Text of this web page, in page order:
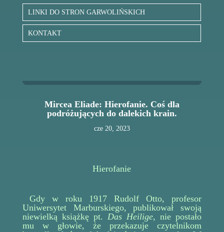
LINKI DO STRON GARWOLIŃSKICH
KONTAKT
Mircea Eliade: Hierofanie. Coś dla
podróżujących do dalekich krain.
cze 20, 2023
Hierofanie
Gdy w roku 1917 Rudolf Otto, profesor
Uniwersytet Marburskiego, publikował swoją
niewielką książkę pt. Das Heilige, nie postało
mu w głowie, że przekazuje czytelnikom